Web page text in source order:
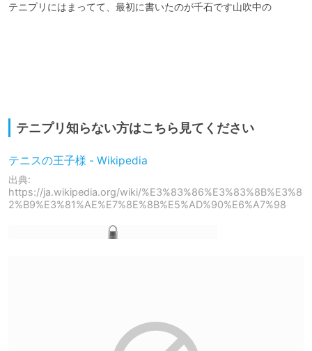
テニプリにはまってて、最初に書いたのが千石です山吹中の
テニプリ知らない方はこちら見てください
テニスの王子様 - Wikipedia
出典:
https://ja.wikipedia.org/wiki/%E3%83%86%E3%83%8B%E3%8
2%B9%E3%81%AE%E7%8E%8B%E5%AD%90%E6%A7%98